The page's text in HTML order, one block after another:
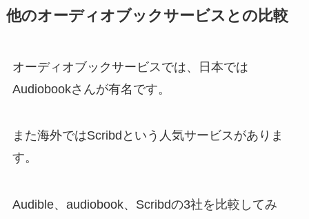
他のオーディオブックサービスとの比較
オーディオブックサービスでは、日本では
Audiobookさんが有名です。
また海外ではScribdという人気サービスがありま
す。
Audible、audiobook、Scribdの3社を比較してみ